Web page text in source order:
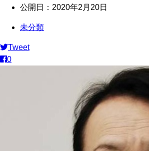
公開日： 2020年2月20日
未分類
Tweet
0